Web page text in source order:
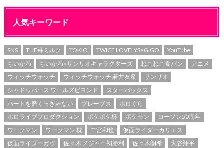
人気キーワード
SNS THE苺ミルク TOKIO TWICE LOVELYS×GiGO
YouTube
ちいかわ
ちいかわ×サンリオキャラクターズ ねこねこ食パン
アニメ
ウィッチウォッチ
ウィッチウォッチ 若井友希
サンリオ
シャドウバース ワールズビヨンド
スターバックス
ハートを磨くっきゃない
ブレーブス
ホロぐら
ホロライブプロダクション
ポケポケ杯 ポケモン
ローソン50周年
ワークマン
ワークマン 枕 二宮和也
仮面ライダーカリエス
仮面ライダーガヴ
佐々木 メジャー初勝利 佐々木朗希
大谷翔平